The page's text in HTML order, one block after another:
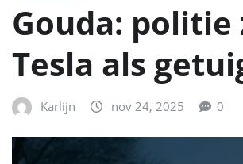
Gouda:
Tesla als
Karlijn nov 24, 2025 0